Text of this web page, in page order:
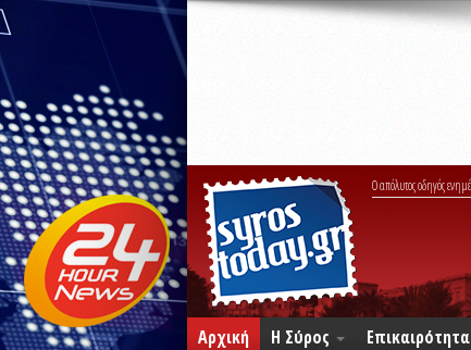
Ο απόλυτος οδηγός
Αρχική Η Σύρος Επικαιρότητα